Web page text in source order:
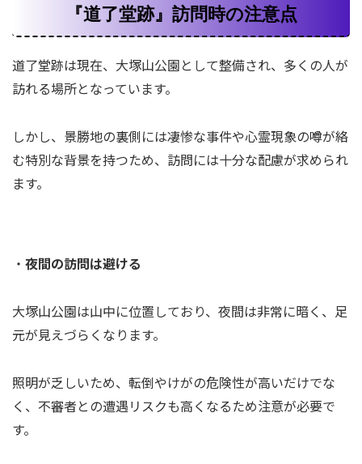
『道了堂跡』訪問時の注意点
道了堂跡は現在、大塚山公園として整備され、多くの人が
訪れる場所となっています。
しかし、景勝地の裏側には凄惨な事件や心霊現象の噂が絡
む特別な背景を持つため、訪問には十分な配慮が求められ
ます。
・ 夜間の訪問は避ける
大塚山公園は山中に位置しており、夜間は非常に暗く、足
元が見えづらくなります。
照明が乏しいため、転倒やけがの危険性が高いだけでな
く、不審者との遭遇リスクも高くなるため注意が必要で
す。